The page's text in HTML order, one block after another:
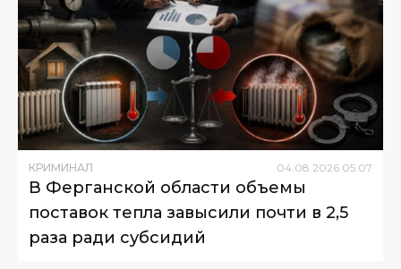
КРИМИНАЛ 04.08.2026 05:07
В Ферганской области объемы
поставок тепла завысили почти в 2,5
раза ради субсидий